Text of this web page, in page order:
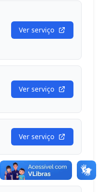
Ver serviço
Ver serviço
Ver serviço